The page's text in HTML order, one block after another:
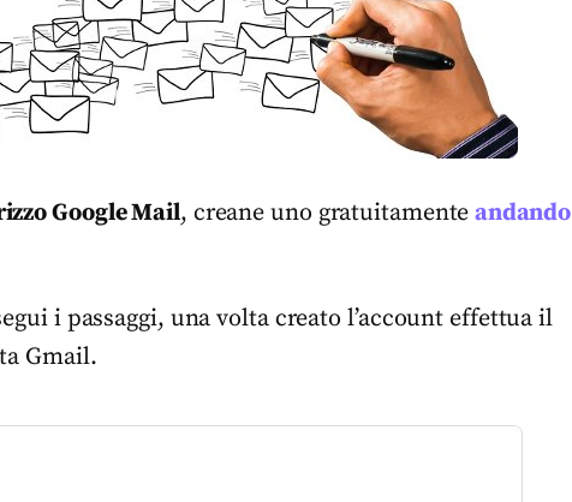
Google Mail, creane uno gratuitamenteandando
i passaggi, una volta creato l’account effettua il
Gmail.